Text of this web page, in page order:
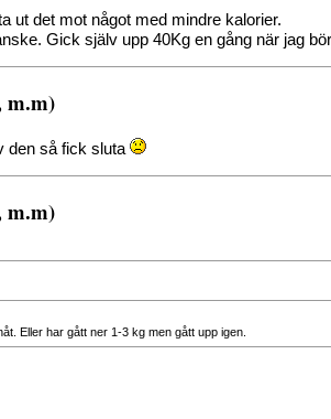
ut det mot något med mindre kalorier.
Gick själv upp 40Kg en gång när jag
m.m)
den så fick sluta
m.m)
Eller har gått ner 1-3 kg men gått upp igen.